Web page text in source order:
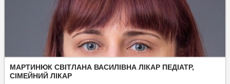
МАРТИНЮК СВІТЛАНА ВАСИЛІВНА ЛІКАР ПЕДІАТР,
СІМЕЙНИЙ ЛІКАР